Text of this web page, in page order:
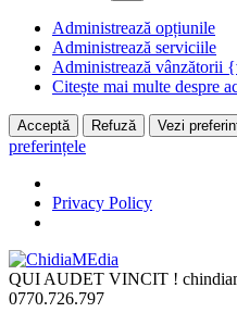
Administrează opțiunile
Administrează serviciile
Administrează vânzătorii
Citește mai multe despre
Acceptă Refuză Vezi
preferințele
Privacy Policy
Skip
to
content
QUI AUDET VINCIT !
0770.726.797